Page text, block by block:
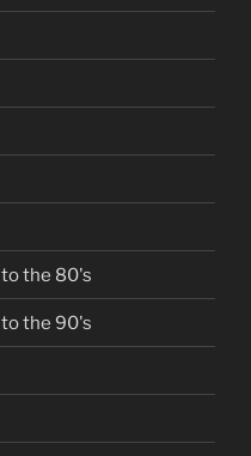
to the 80's
to the 90's